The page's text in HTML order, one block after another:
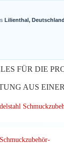
Lilienthal, Deutschland
FÜR DIE
AUS